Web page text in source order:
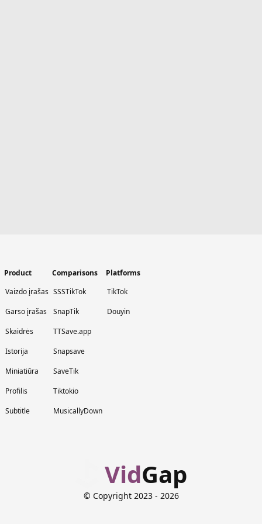
Product
Vaizdo įrašas
Garso įrašas
Skaidrės
Istorija
Miniatiūra
Profilis
Subtitle
Comparisons
SSSTikTok
SnapTik
TTSave.app
Snapsave
SaveTik
Tiktokio
MusicallyDown
Platforms
TikTok
Douyin
VidGap
© Copyright 2023 - 2026